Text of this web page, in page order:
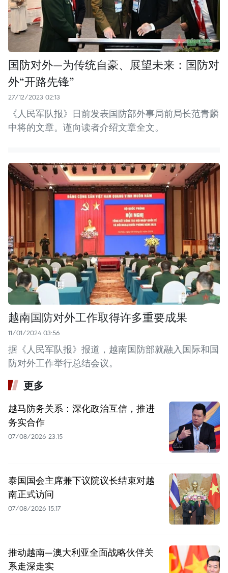
国防对外—为传统自豪、展望未来：国防对
外“开路先锋”
27/12/2023 02:13
《人民军队报》日前发表国防部外事局前局长范青麟
中将的文章。谨向读者介绍文章全文。
越南国防对外工作取得许多重要成果
11/01/2024 03:56
据《人民军队报》报道，越南国防部就融入国际和国
防对外工作举行总结会议。
更多
越马防务关系：深化政治互信，推进
务实合作
07/08/2026 23:15
泰国国会主席兼下议院议长结束对越
南正式访问
07/08/2026 15:17
推动越南—澳大利亚全面战略伙伴关
系走深走实